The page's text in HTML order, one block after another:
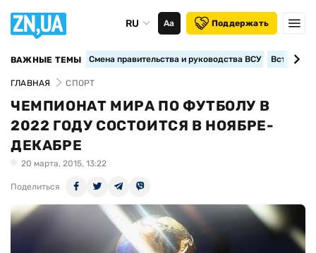
RU Аа Поддержать
ВАЖНЫЕ ТЕМЫ Смена правительства и руководства ВСУ
ГЛАВНАЯ СПОРТ
ЧЕМПИОНАТ МИРА ПО ФУТБОЛУ В
2022 ГОДУ СОСТОИТСЯ В НОЯБРЕ-
ДЕКАБРЕ
20 марта, 2015, 13:22
Поделиться